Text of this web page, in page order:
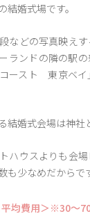
婚式場です。
などの写真映え
ランドの隣の駅
ースト 東京ベイ
婚式会場は神社
ハウスよりも会場
少なめだからで
均費用＞※30～